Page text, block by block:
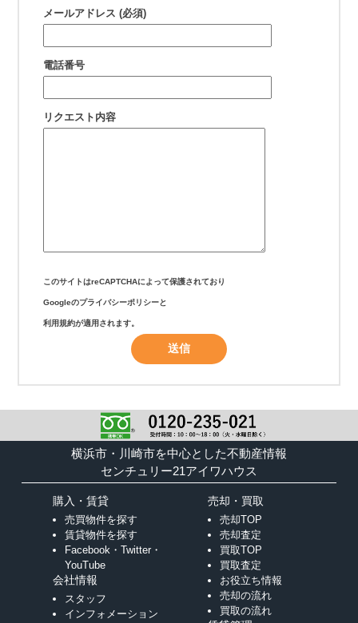
メールアドレス (必須)
電話番号
リクエスト内容
このサイトはreCAPTCHAによって保護されており
Googleのプライバシーポリシーと
利用規約が適用されます。
横浜市・川崎市を中心とした不動産情報
センチュリー21アイワハウス
購入・賃貸
売買物件を探す
賃貸物件を探す
Facebook・Twitter・
YouTube
会社情報
スタッフ
インフォメーション
売却・買取
売却TOP
売却査定
買取TOP
買取査定
お役立ち情報
売却の流れ
買取の流れ